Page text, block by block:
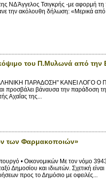
ΝΔ Άγγελος Τσιγκρής -με αφορμή
την ακόλουθη δήλωση: «Μερικά
του Π.Μυλωνά από την
ΠΑΡΑΔΟΣΗ" ΚΑΝΕΙ ΛΟΓΟ Ο
προσβάλει βάναυσα την παράδοση
Αχαΐας της...
των Φαρμακοποιών»
• Οικονομικών Με τον νόμο
Δημοσίου και ιδιωτών. Σχετική
προς το Δημόσιο με οφειλές...